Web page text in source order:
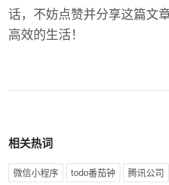
话，不妨点赞并分享这篇文
高效的生活！
相关热词
微信小程序 todo番茄钟 腾讯公司